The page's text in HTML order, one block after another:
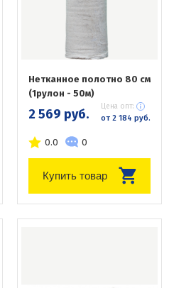
Нетканное полотно 80 см
(1рулон - 50м)
2 569 руб. Цена опт:
от 2 184 руб.
0.0 0
Купить товар